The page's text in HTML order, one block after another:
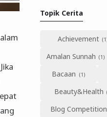
Topik Cerita
Achievement
Amalan Sunnah
Bacaan
Beauty&Health
Blog Competition